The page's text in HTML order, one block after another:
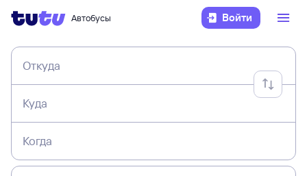
Автобусы Войти
Откуда
Куда
Когда